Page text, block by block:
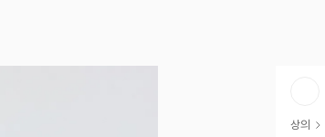
상의